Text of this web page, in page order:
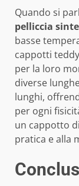
Quando si
pelliccia
basse
cappotti
per la loro
diverse
lunghi,
per ogni
un cappotto
pratica e alla